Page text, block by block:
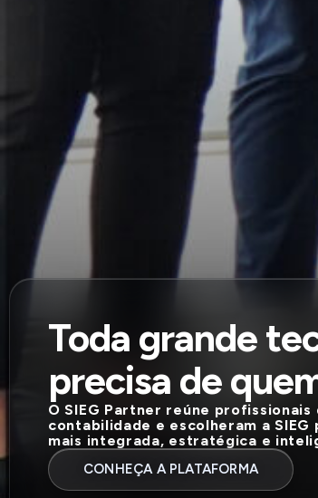
Toda grande
precisa de
O SIEG Partner reúne
contabilidade e escolheram a
mais integrada, estratégica e
CONHEÇA A PLATAFORMA